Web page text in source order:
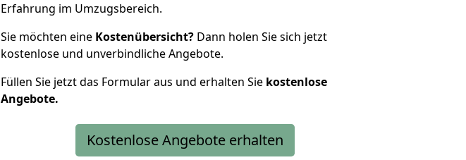
Erfahrung im Umzugsbereich.
Sie möchten eine Kostenübersicht? Dann holen Sie sich jetzt
kostenlose und unverbindliche Angebote.
Füllen Sie jetzt das Formular aus und erhalten Sie kostenlose
Angebote.
Kostenlose Angebote erhalten